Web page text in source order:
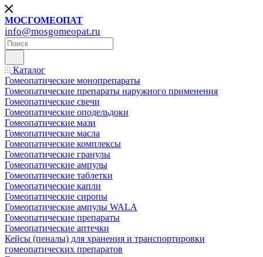
МОСГОМЕОПАТ
info@mosgomeopat.ru
Каталог
Гомеопатические монопрепараты
Гомеопатические препараты наружного применения
Гомеопатические свечи
Гомеопатические оподельдоки
Гомеопатические мази
Гомеопатические масла
Гомеопатические комплексы
Гомеопатические гранулы
Гомеопатические ампулы
Гомеопатические таблетки
Гомеопатические капли
Гомеопатические сиропы
Гомеопатические ампулы WALA
Гомеопатические препараты
Гомеопатические аптечки
Кейсы (пеналы) для хранения и транспортировки
гомеопатических препаратов